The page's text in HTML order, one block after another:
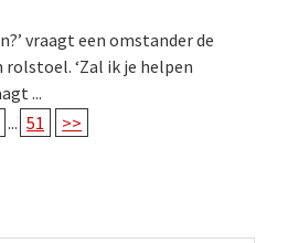
vraagt een omstander de
‘Zal ik je helpen
...
... 51 >>